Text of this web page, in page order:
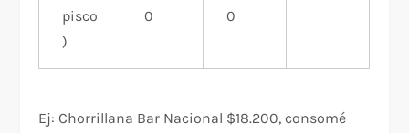
pisco
)
0
0
Ej: Chorrillana Bar Nacional $18.200, consomé